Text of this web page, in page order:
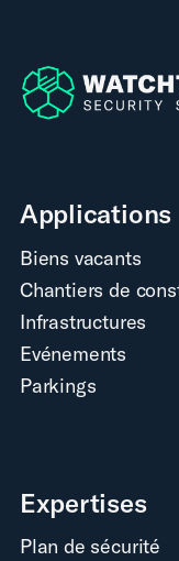
Applications
Biens vacants
Chantiers de
Infrastructures
Evénements
Parkings
Expertises
Plan de sécurité